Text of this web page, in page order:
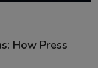
How Press